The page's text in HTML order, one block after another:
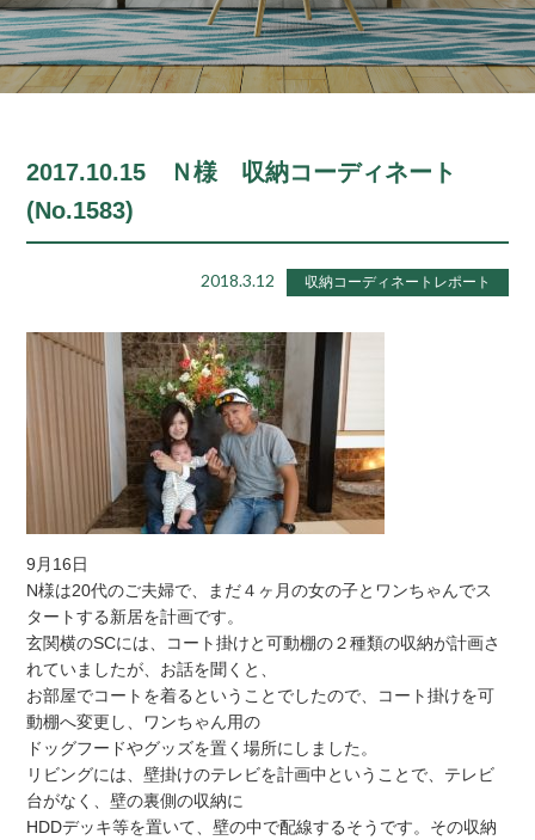
2017.10.15 Ｎ様 収納コーディネート
(No.1583)
2018.3.12 収納コーディネートレポート
9月16日
N様は20代のご夫婦で、まだ４ヶ月の女の子とワンちゃんでス
タートする新居を計画です。
玄関横のSCには、コート掛けと可動棚の２種類の収納が計画さ
れていましたが、お話を聞くと、
お部屋でコートを着るということでしたので、コート掛けを可
動棚へ変更し、ワンちゃん用の
ドッグフードやグッズを置く場所にしました。
リビングには、壁掛けのテレビを計画中ということで、テレビ
台がなく、壁の裏側の収納に
HDDデッキ等を置いて、壁の中で配線するそうです。その収納